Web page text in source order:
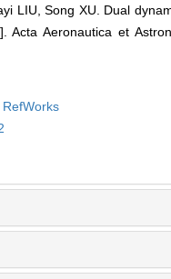
LIU, Song XU. Dual
Aeronautica et
RefWorks